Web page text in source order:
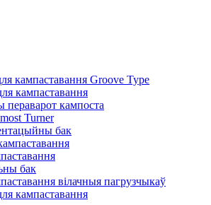
кампаставання Groove Type
кампаставання
пераварот кампоста
Turner
бак
бак
вілачныя пагрузчыкаў
кампаставання